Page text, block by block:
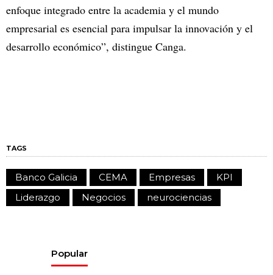
enfoque integrado entre la academia y el mundo
empresarial es esencial para impulsar la innovación y el
desarrollo económico”, distingue Canga.
TAGS
Banco Galicia CEMA Empresas
KPI
Liderazgo
Negocios neurociencias
Popular